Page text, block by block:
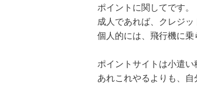
ポイントに関してです。
成人であれば、クレジッ
個人的には、飛行機に乗
ポイントサイトは小遣い
あれこれやるよりも、自